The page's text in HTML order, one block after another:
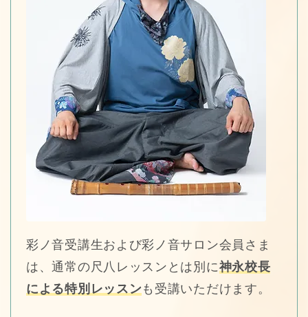
彩ノ音受講生および彩ノ音サロン会員さま
は、通常の尺八レッスンとは別に神永校長
による特別レッスンも受講いただけます。